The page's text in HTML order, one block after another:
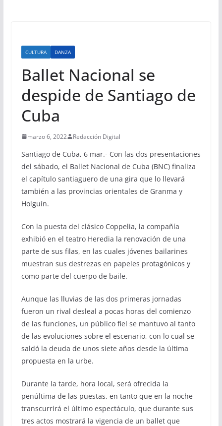
CULTURA DANZA
Ballet Nacional se
despide de Santiago de
Cuba
marzo 6, 2022 Redacción Digital
Santiago de Cuba, 6 mar.- Con las dos presentaciones
del sábado, el Ballet Nacional de Cuba (BNC) finaliza
el capítulo santiaguero de una gira que lo llevará
también a las provincias orientales de Granma y
Holguín.
Con la puesta del clásico Coppelia, la compañía
exhibió en el teatro Heredia la renovación de una
parte de sus filas, en las cuales jóvenes bailarines
muestran sus destrezas en papeles protagónicos y
como parte del cuerpo de baile.
Aunque las lluvias de las dos primeras jornadas
fueron un rival desleal a pocas horas del comienzo
de las funciones, un público fiel se mantuvo al tanto
de las evoluciones sobre el escenario, con lo cual se
saldó la deuda de unos siete años desde la última
propuesta en la urbe.
Durante la tarde, hora local, será ofrecida la
penúltima de las puestas, en tanto que en la noche
transcurrirá el último espectáculo, que durante sus
tres actos mostrará la vigencia de un ballet que